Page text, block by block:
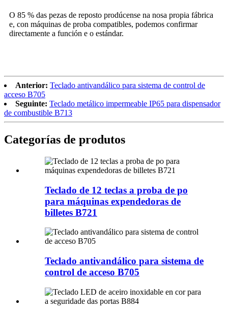
O 85 % das pezas de reposto prodúcense na nosa propia fábrica
e, con máquinas de proba compatibles, podemos confirmar
directamente a función e o estándar.
Anterior: Teclado antivandálico para sistema de control de
acceso B705
Seguinte: Teclado metálico impermeable IP65 para dispensador
de combustible B713
Categorías de produtos
Teclado de 12 teclas a proba de po
para máquinas expendedoras de
billetes B721
Teclado antivandálico para sistema de
control de acceso B705